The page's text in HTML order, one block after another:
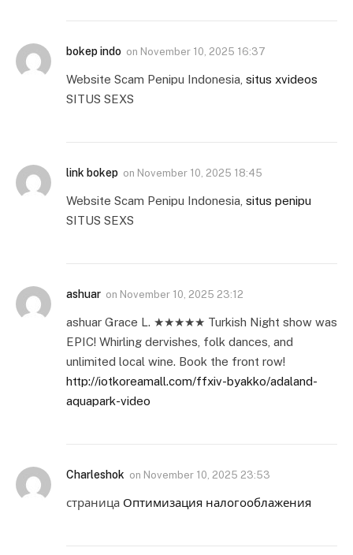
bokep indo on November 10, 2025 16:37
Website Scam Penipu Indonesia, situs xvideos
SITUS SEXS
link bokep on November 10, 2025 18:45
Website Scam Penipu Indonesia, situs penipu
SITUS SEXS
ashuar on November 10, 2025 23:12
ashuar Grace L. ★★★★★ Turkish Night show was
EPIC! Whirling dervishes, folk dances, and
unlimited local wine. Book the front row!
http://iotkoreamall.com/ffxiv-byakko/adaland-
aquapark-video
Charleshok on November 10, 2025 23:53
страница Оптимизация налогооблажения